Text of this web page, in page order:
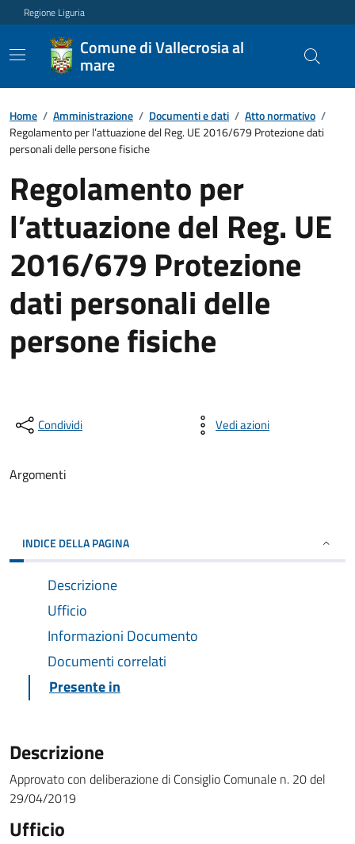
Regione Liguria
Comune di Vallecrosia al
mare
Home / Amministrazione / Documenti e dati / Atto normativo /
Regolamento per l’attuazione del Reg. UE 2016/679 Protezione dati
personali delle persone fisiche
Regolamento per
l’attuazione del Reg. UE
2016/679 Protezione
dati personali delle
persone fisiche
Condividi Vedi azioni
Argomenti
INDICE DELLA PAGINA
Descrizione
Ufficio
Informazioni Documento
Documenti correlati
Presente in
Descrizione
Approvato con deliberazione di Consiglio Comunale n. 20 del
29/04/2019
Ufficio